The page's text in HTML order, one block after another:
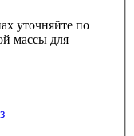
уточняйте по
массы для